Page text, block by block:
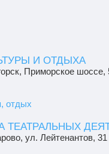
И ОТДЫХА
Приморское шоссе,
отдых
ТЕАТРАЛЬНЫХ
ул. Лейтенантов, 31